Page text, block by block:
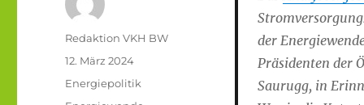
der
Präsidenten der
Saurugg, in
Autor
Redaktion VKH BW
Veröffentlicht
12. März 2024
Kategorien
Energiepolitik